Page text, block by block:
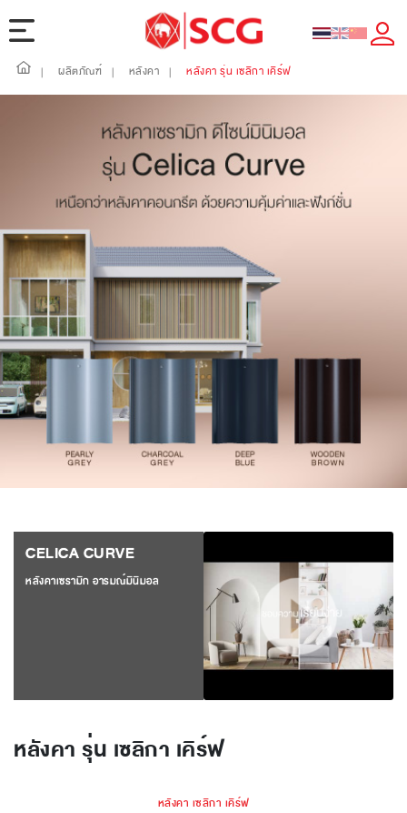
| ผลิตภัณฑ์ | หลังคา | หลังคา รุ่น เซลิกา เคิร์ฟ
หลังคา รุ่น เซลิกา เคิร์ฟ
หลังคา เซลิกา เคิร์ฟ
CELICA CURVE
หลังคาเซรามิก อารมณ์มินิมอล